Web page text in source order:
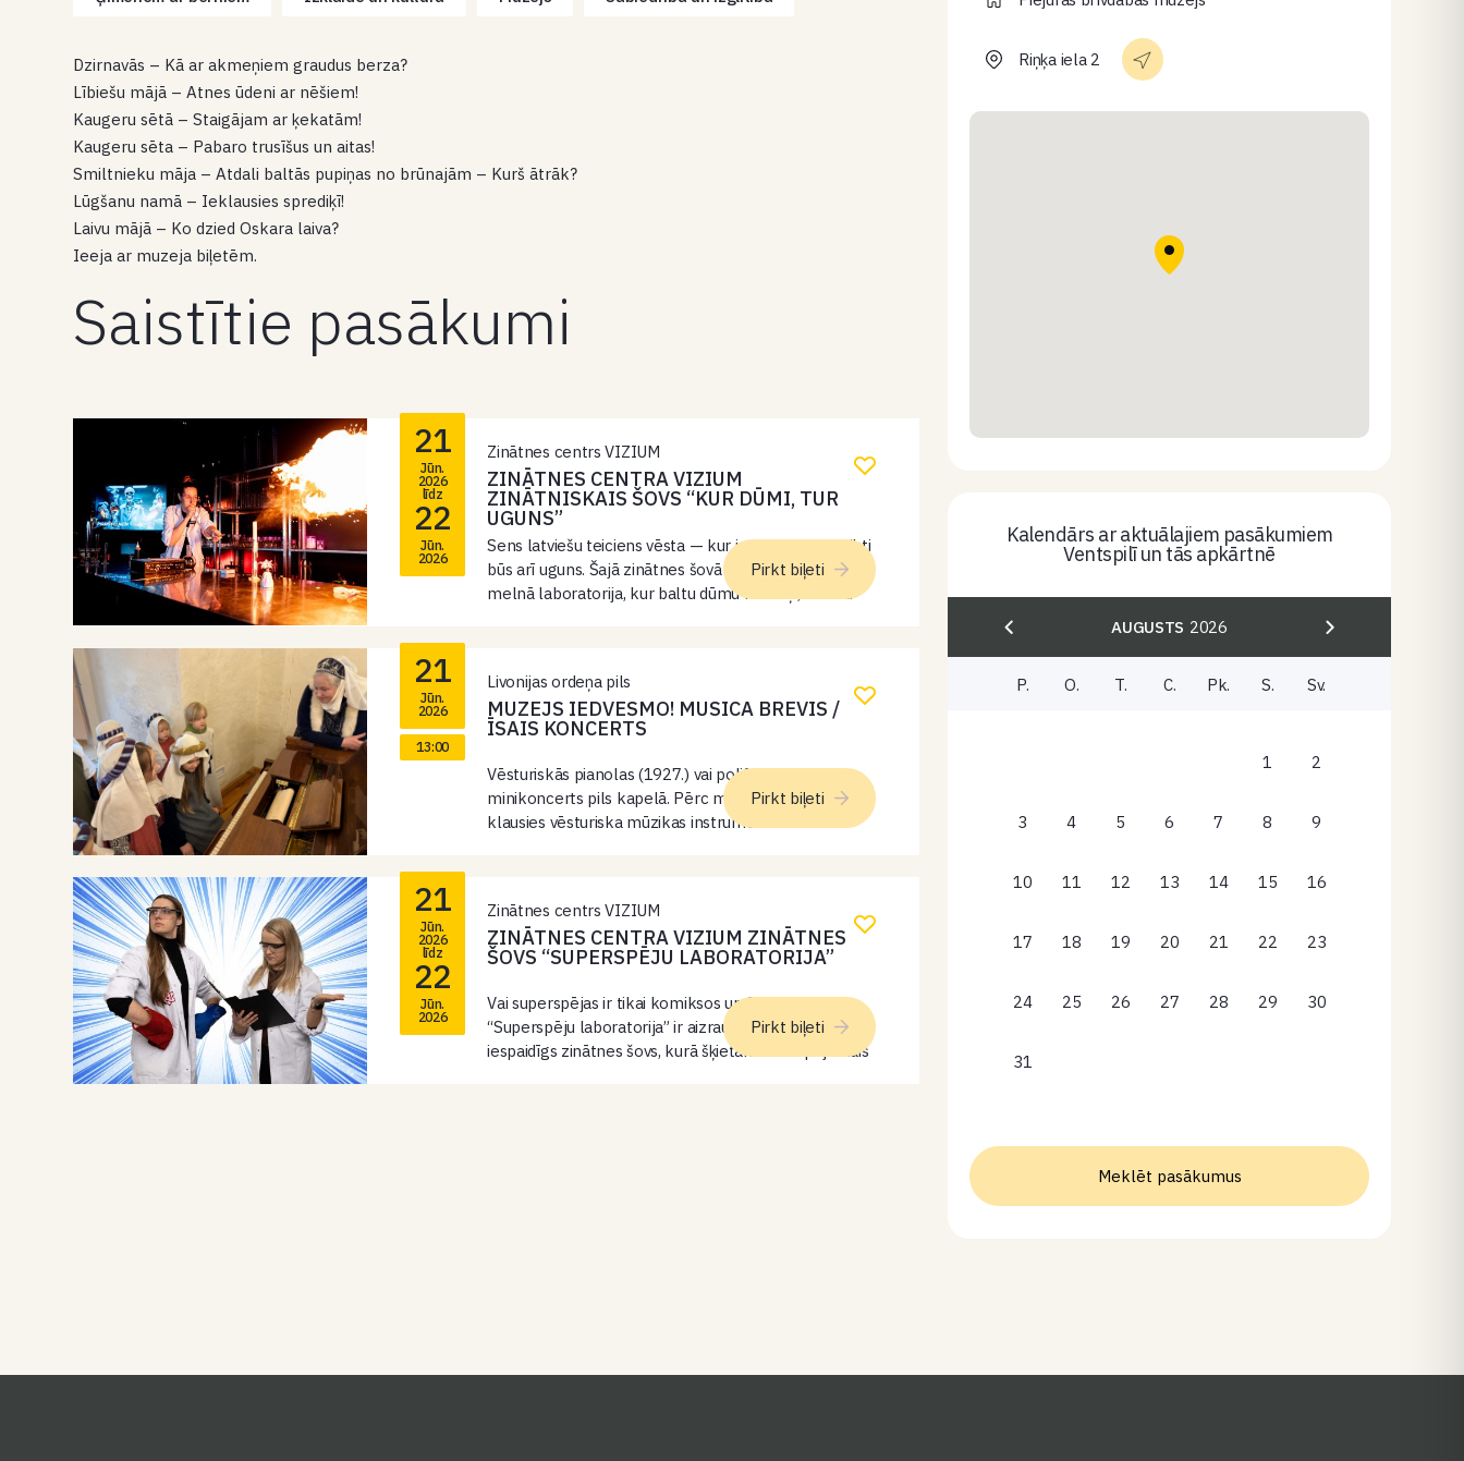
Dzirnavās – Kā ar akmeņiem graudus berza?
Lībiešu mājā – Atnes ūdeni ar nēšiem!
Kaugeru sētā – Staigājam ar ķekatām!
Kaugeru sēta – Pabaro trusīšus un aitas!
Smiltnieku māja – Atdali baltās pupiņas no brūnajām – Kurš ātrāk?
Lūgšanu namā – Ieklausies sprediķī!
Laivu mājā – Ko dzied Oskara laiva?
Ieeja ar muzeja biļetēm.
Saistītie pasākumi
21
Jūn.
2026
līdz
22
Jūn.
2026
Zinātnes centrs VIZIUM
ZINĀTNES CENTRA VIZIUM
ZINĀTNISKAIS ŠOVS “KUR DŪMI, TUR
UGUNS”
Sens latviešu teiciens vēsta — kur ir dūmi, tur noteikti
būs arī uguns. Šajā zinātnes šovā skatītājus sagaida
melnā laboratorija, kur baltu dūmu mākoņi, liesmu
Pirkt biļeti
21
Jūn.
2026
13:00
Livonijas ordeņa pils
MUZEJS IEDVESMO! MUSICA BREVIS /
ĪSAIS KONCERTS
Vēsturiskās pianolas (1927.) vai polifona (19. gs.)
minikoncerts pils kapelā. Pērc muzeja biļeti un
klausies vēsturiska mūzikas instrumenta
Pirkt biļeti
21
Jūn.
2026
līdz
22
Jūn.
2026
Zinātnes centrs VIZIUM
ZINĀTNES CENTRA VIZIUM ZINĀTNES
ŠOVS “SUPERSPĒJU LABORATORIJA”
Vai superspējas ir tikai komiksos un filmās?
“Superspēju laboratorija” ir aizraujošs un vizuāli
iespaidīgs zinātnes šovs, kurā šķietami neiespējamais
Pirkt biļeti
Riņķa iela 2
Kalendārs ar aktuālajiem pasākumiem
Ventspilī un tās apkārtnē
AUGUSTS 2026
P. O. T. C. Pk. S. Sv.
1 2
3 4 5 6 7 8 9
10 11 12 13 14 15 16
17 18 19 20 21 22 23
24 25 26 27 28 29 30
31
Meklēt pasākumus